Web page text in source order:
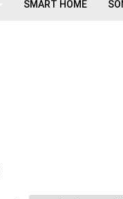
SMART HOME